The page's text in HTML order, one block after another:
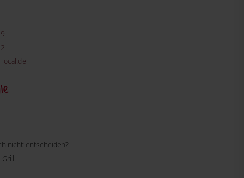
nicht entscheiden?